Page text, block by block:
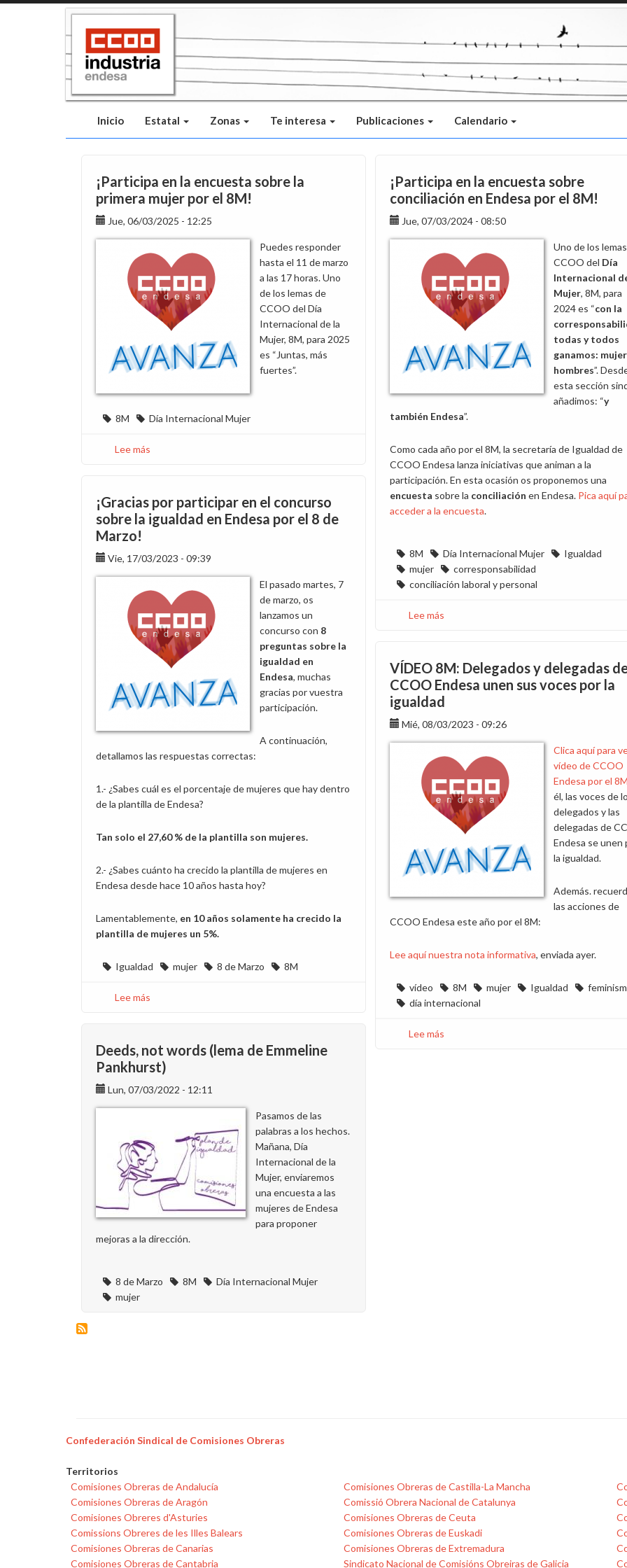
Inicio Estatal Zonas Te interesa Publicaciones Calendario
¡Participa en la encuesta sobre la
primera mujer por el 8M!
Jue, 06/03/2025 - 12:25
Puedes responder
hasta el 11 de marzo
a las 17 horas. Uno
de los lemas de
CCOO del Día
Internacional de la
Mujer, 8M, para 2025
es “Juntas, más
fuertes”.
8M Día Internacional Mujer
Lee más
encuesta
sobre
primera
por
8M!
¡Participa en la encuesta sobre
conciliación en Endesa por el 8M!
Jue, 07/03/2024 - 08:50
Uno de los
CCOO del Día
Internacional
Mujer, 8M, para
2024 es “con la
todas y todos
ganamos:
hombres”.
esta sección
añadimos: “y
también Endesa”.
Como cada año por el 8M, la secretaría de Igualdad de
CCOO Endesa lanza iniciativas que animan a la
participación. En esta ocasión os proponemos una
encuesta sobre la conciliación en Endesa. Pica aquí
acceder a la encuesta.
8M Día Internacional Mujer
Igualdad
mujer
corresponsabilidad
conciliación laboral y personal
Lee más
la
encuesta
sobre
en
por
8M!
¡Gracias por participar en el concurso
sobre la igualdad en Endesa por el 8 de
Marzo!
Vie, 17/03/2023 - 09:39
El pasado martes, 7
de marzo, os
lanzamos un
concurso con 8
preguntas sobre la
igualdad en
Endesa, muchas
gracias por vuestra
participación.
A continuación,
detallamos las respuestas correctas:
1.- ¿Sabes cuál es el porcentaje de mujeres que hay dentro
de la plantilla de Endesa?
Tan solo el 27,60 % de la plantilla son mujeres.
2.- ¿Sabes cuánto ha crecido la plantilla de mujeres en
Endesa desde hace 10 años hasta hoy?
Lamentablemente, en 10 años solamente ha crecido la
plantilla de mujeres un 5%.
Igualdad mujer 8 de Marzo 8M
Lee más
participar
en
el
concurso
sobre
igualdad
en
Endesa
por
el
Marzo!
VÍDEO 8M: Delegados y delegadas
CCOO Endesa unen sus voces por la
igualdad
Mié, 08/03/2023 - 09:26
Clica aquí para
vídeo de CCOO
Endesa por el
él, las voces de
delegados y las
delegadas de
Endesa se unen
la igualdad.
Además.
las acciones de
CCOO Endesa este año por el 8M:
Lee aquí nuestra nota informativa, enviada ayer.
vídeo 8M mujer Igualdad
día internacional
Lee más
Deeds, not words (lema de Emmeline
Pankhurst)
Lun, 07/03/2022 - 12:11
Pasamos de las
palabras a los hechos.
Mañana, Día
Internacional de la
Mujer, enviaremos
una encuesta a las
mujeres de Endesa
para proponer
mejoras a la dirección.
8 de Marzo 8M
Día Internacional Mujer
mujer
Confederación Sindical de Comisiones Obreras
Territorios
Comisiones Obreras de Andalucía
Comisiones Obreras de Aragón
Comisiones Obreres d'Asturies
Comissions Obreres de les Illes Balears
Comisiones Obreras de Canarias
Comisiones Obreras de Cantabria
Comisiones Obreras de Castilla-La Mancha
Comissió Obrera Nacional de Catalunya
Comisiones Obreras de Ceuta
Comisiones Obreras de Euskadi
Comisiones Obreras de Extremadura
Sindicato Nacional de Comisións Obreiras de Galicia